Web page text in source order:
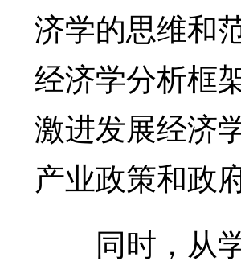
济学的思维和
经济学分析框
激进发展经济
产业政策和政
同时，从学